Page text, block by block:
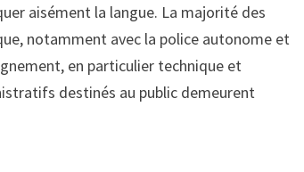
aisément la langue. La majorité des
notamment avec la police autonome et
en particulier technique et
destinés au public demeurent